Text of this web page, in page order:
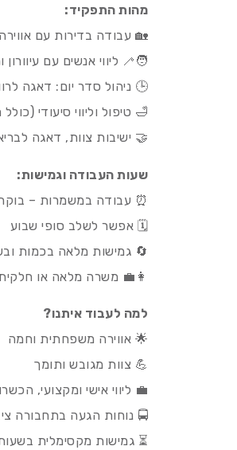
מהות התפקיד:
🏡 עבודה בדירות עם
🧑‍🦯 ליווי אנשים עם
🕒 ניהול סדר יום: דאגה
🛁 טיפול וליווי סיעודי
🤝 ישיבות צוות, דאגה
שעות העבודה וגמישות:
⏰ עבודה במשמרות –
🗓️ אפשר לשלב סופי שבוע
🔄 גמישות מלאה בכמות
👩‍💼 משרה מלאה או
למה לעבוד איתנו?
🌟 אווירה משפחתית וחמה
💪 צוות מגובש ותומך
💼 ליווי אישי ומקצועי,
🚍 נוחות הגעה בתחבורה
⏳ גמישות מקסימלית